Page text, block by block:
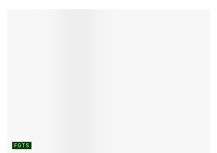
FGTS